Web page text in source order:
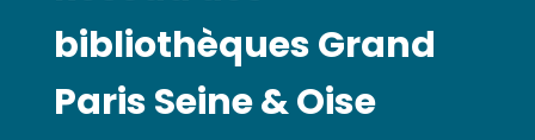
bibliothèques Grand
Paris Seine & Oise